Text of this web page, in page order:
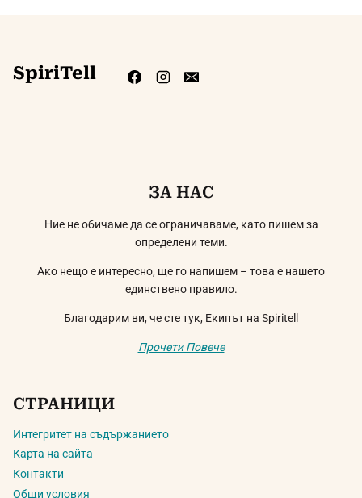
SpiriTell
ЗА НАС
Ние не обичаме да се ограничаваме, като пишем за
определени теми.
Ако нещо е интересно, ще го напишем – това е нашето
единствено правило.
Благодарим ви, че сте тук, Екипът на Spiritell
Прочети Повече
СТРАНИЦИ
Интегритет на съдържанието
Карта на сайта
Контакти
Общи условия